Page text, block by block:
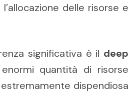
delle risorse e
significativa è il deep
quantità di risorse
dispendiosa